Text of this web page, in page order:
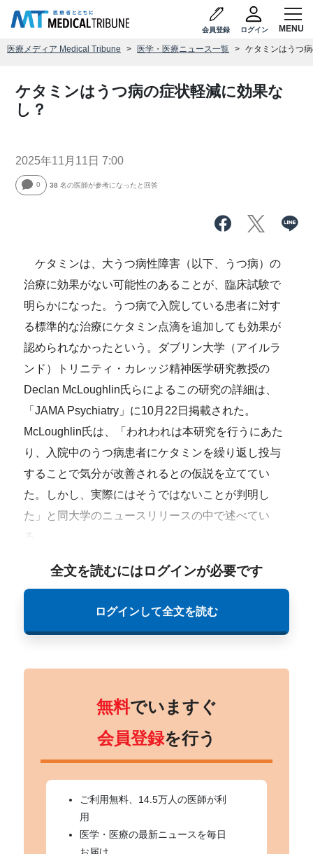
会員登録 ログイン
医療メディア Medical Tribune 医学・医療ニュース一覧 ケタミンはうつ
ケタミンはうつ病の症状軽減に効果な
し？
2025年11月11日 7:00
0 38 名の医師が参考になったと回答
ケタミンは、大うつ病性障害（以下、うつ病）の
治療に効果がない可能性のあることが、臨床試験で
明らかになった。うつ病で入院している患者に対す
る標準的な治療にケタミン点滴を追加しても効果が
認められなかったという。ダブリン大学（アイルラ
ンド）トリニティ・カレッジ精神医学研究教授の
Declan McLoughlin氏らによるこの研究の詳細は、
「JAMA Psychiatry」に10月22日掲載された。
McLoughlin氏は、「われわれは本研究を行うにあた
り、入院中のうつ病患者にケタミンを繰り返し投与
することで気分が改善されるとの仮説を立ててい
た。しかし、実際にはそうではないことが判明し
た」と同大学のニュースリリースの中で述べてい
る。
全文を読むにはログインが必要です
ログインして全文を読む
無料でいますぐ
会員登録を行う
ご利用無料、14.5万人の医師が利
用
医学・医療の最新ニュースを毎日